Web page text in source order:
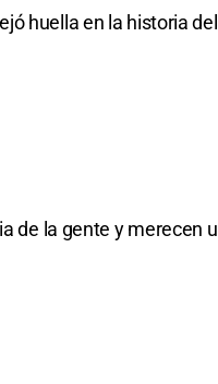
huella en la historia
de la gente y merecen